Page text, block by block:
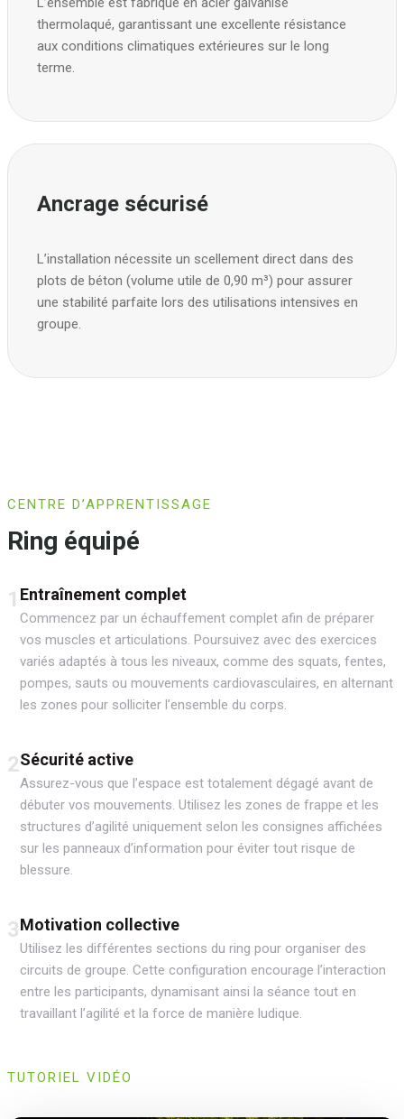
thermolaqué, garantissant une excellente résistance
aux conditions climatiques extérieures sur le long
terme.
Ancrage sécurisé
L’installation nécessite un scellement direct dans des
plots de béton (volume utile de 0,90 m³) pour assurer
une stabilité parfaite lors des utilisations intensives en
groupe.
CENTRE D’APPRENTISSAGE
Ring équipé
1 Entraînement complet
Commencez par un échauffement complet afin de préparer
vos muscles et articulations. Poursuivez avec des exercices
variés adaptés à tous les niveaux, comme des squats, fentes,
pompes, sauts ou mouvements cardiovasculaires, en alternant
les zones pour solliciter l’ensemble du corps.
2Sécurité active
Assurez-vous que l’espace est totalement dégagé avant de
débuter vos mouvements. Utilisez les zones de frappe et les
structures d’agilité uniquement selon les consignes affichées
sur les panneaux d’information pour éviter tout risque de
blessure.
3Motivation collective
Utilisez les différentes sections du ring pour organiser des
circuits de groupe. Cette configuration encourage l’interaction
entre les participants, dynamisant ainsi la séance tout en
travaillant l’agilité et la force de manière ludique.
TUTORIEL VIDÉO